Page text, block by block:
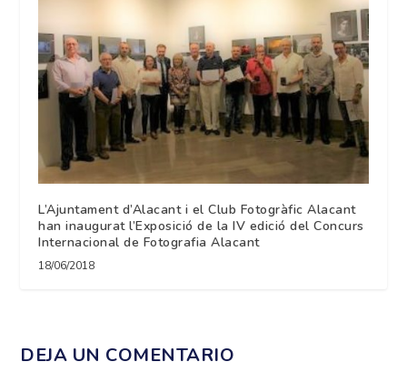
L’Ajuntament d’Alacant i el Club Fotogràfic Alacant
han inaugurat l’Exposició de la IV edició del Concurs
Internacional de Fotografia Alacant
18/06/2018
DEJA UN COMENTARIO